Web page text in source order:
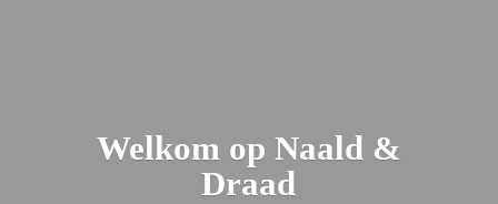
Welkom op Naald &
Draad